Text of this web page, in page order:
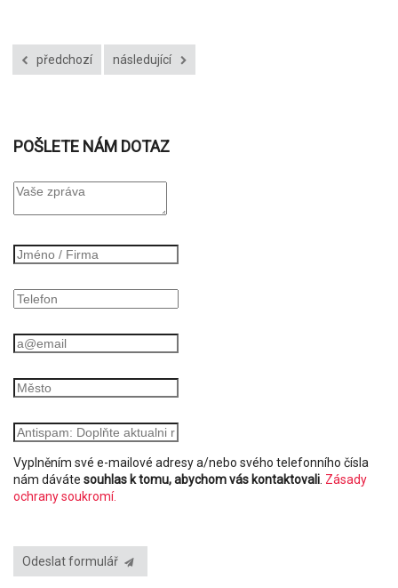
předchozí následující
POŠLETE NÁM DOTAZ
Vyplněním své e-mailové adresy a/nebo svého telefonního čísla
nám dáváte souhlas k tomu, abychom vás kontaktovali Zásady
ochrany soukromí.
Odeslat formulář